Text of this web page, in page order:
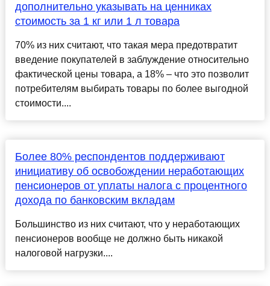
дополнительно указывать на ценниках
стоимость за 1 кг или 1 л товара
70% из них считают, что такая мера предотвратит
введение покупателей в заблуждение относительно
фактической цены товара, а 18% – что это позволит
потребителям выбирать товары по более выгодной
стоимости....
Более 80% респондентов поддерживают
инициативу об освобождении неработающих
пенсионеров от уплаты налога с процентного
дохода по банковским вкладам
Большинство из них считают, что у неработающих
пенсионеров вообще не должно быть никакой
налоговой нагрузки....